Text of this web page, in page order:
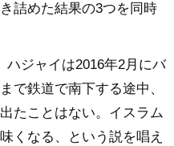
詰めた結果の3つを同時
ハジャイは2016年2月にバ
で鉄道で南下する途中、
たことはない。イスラム
くなる、という説を唱え